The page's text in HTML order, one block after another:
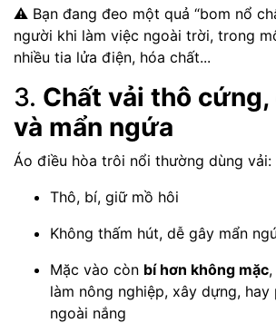
⚠️ Bạn đang đeo một quả “bom nổ
người khi làm việc ngoài trời, trong
nhiều tia lửa điện, hóa chất...
3. Chất vải thô cứng,
và mẩn ngứa
Áo điều hòa trôi nổi thường dùng vải:
Thô, bí, giữ mồ hôi
Không thấm hút, dễ gây mẩn
Mặc vào còn bí hơn không mặc
làm nông nghiệp, xây dựng, hay
ngoài nắng